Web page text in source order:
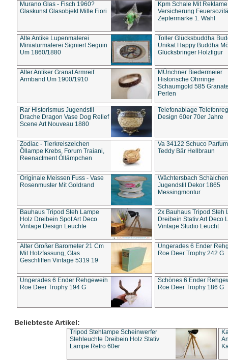
Murano Glas - Fisch 1960?
Glaskunst Glasobjekt Mille Fiori
Kpm Schale Mit Reklame
Versicherung
Zeptermarke 1. Wahl
Alte Antike Lupenmalerei
Miniaturmalerei Signiert Seguin
Um 1860/1880
Toller Glücksbuddha
Unikat Happy Buddha
Glücksbringer Holzfigur
Alter Antiker Granat Armreif
Armband Um 1900/1910
MÜnchner Biedermeier
Historische Ohrringe
Schaumgold 585
Perlen
Rar Historismus Jugendstil
Drache Dragon Vase Dog Relief
Scene Art Nouveau 1880
Telefonablage
Design 60er 70er Jahre
Zodiac - Tierkreiszeichen
Öllampe Krebs, Forum Traiani,
Reenactment Öllämpchen
Va 34122 Schuco
Teddy Bär Hellbraun
Originale Meissen Fuss - Vase
Rosenmuster Mit Goldrand
Wächtersbach Schälchen
Jugendstil Dekor 1865
Messingmontur
Bauhaus Tripod Steh Lampe
Holz Dreibein Spot Art Deco
Vintage Design Leuchte
2x Bauhaus Tripod Steh
Dreibein Stativ Art Deco
Vintage Studio Leucht
Alter Großer Barometer 21 Cm
Mit Holzfassung, Glas
Geschliffen Vintage 5319 19
Ungerades 6 Ender
Roe Deer Trophy 242 G
Ungerades 6 Ender Rehgeweih
Roe Deer Trophy 194 G
Schönes 6 Ender
Roe Deer Trophy 186 G
Beliebteste Artikel:
Tripod Stehlampe Scheinwerfer
Stehleuchte Dreibein Holz Stativ
Lampe Retro 60er